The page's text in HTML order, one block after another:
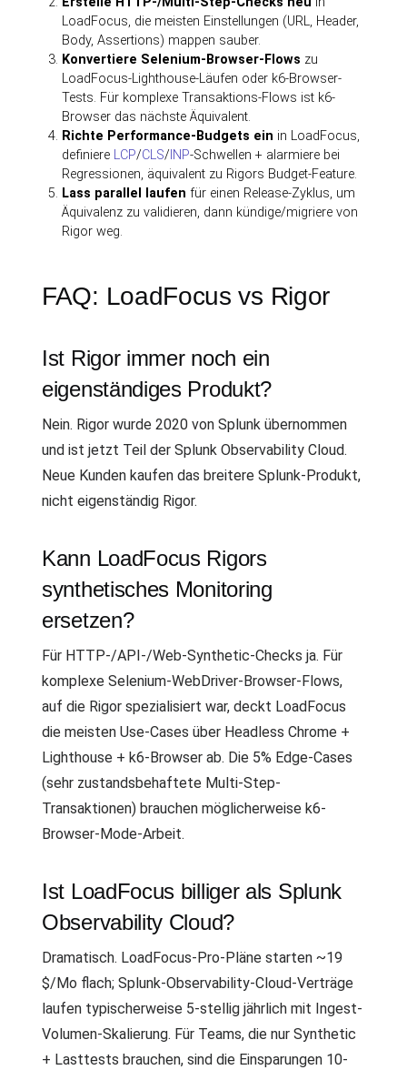
LoadFocus, die meisten Einstellungen (URL, Header,
Body, Assertions) mappen sauber.
Konvertiere Selenium-Browser-Flows zu
LoadFocus-Lighthouse-Läufen oder k6-Browser-
Tests. Für komplexe Transaktions-Flows ist k6-
Browser das nächste Äquivalent.
Richte Performance-Budgets ein in LoadFocus,
definiere LCP/CLS/ INP-Schwellen + alarmiere bei
Regressionen, äquivalent zu Rigors Budget-Feature.
Lass parallel laufen für einen Release-Zyklus, um
Äquivalenz zu validieren, dann kündige/migriere von
Rigor weg.
FAQ: LoadFocus vs Rigor
Ist Rigor immer noch ein
eigenständiges Produkt?
Nein. Rigor wurde 2020 von Splunk übernommen
und ist jetzt Teil der Splunk Observability Cloud.
Neue Kunden kaufen das breitere Splunk-Produkt,
nicht eigenständig Rigor.
Kann LoadFocus Rigors
synthetisches Monitoring
ersetzen?
Für HTTP-/API-/Web-Synthetic-Checks ja. Für
komplexe Selenium-WebDriver-Browser-Flows,
auf die Rigor spezialisiert war, deckt LoadFocus
die meisten Use-Cases über Headless Chrome +
Lighthouse + k6-Browser ab. Die 5% Edge-Cases
(sehr zustandsbehaftete Multi-Step-
Transaktionen) brauchen möglicherweise k6-
Browser-Mode-Arbeit.
Ist LoadFocus billiger als Splunk
Observability Cloud?
Dramatisch. LoadFocus-Pro-Pläne starten ~19
$/Mo flach; Splunk-Observability-Cloud-Verträge
laufen typischerweise 5-stellig jährlich mit Ingest-
Volumen-Skalierung. Für Teams, die nur Synthetic
+ Lasttests brauchen, sind die Einsparungen 10-